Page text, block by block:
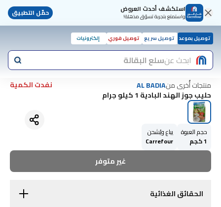
استكشف أحدث العروض
واستمتع بتجربة تسوّق مذهلة! حمّل التطبيق
توصيل بموعد توصيل سريع توصيل فوري إلكترونيات
ابحث عنسلع البقالة
منتجات أُخرى منAL BADIA
نفدت الكمية
حليب جوز الهند البادية 1 كيلو جرام
حجم العبوة
1 كجم
يباع ويُشحن
Carrefour
غير متوفر
الحقائق الغذائية